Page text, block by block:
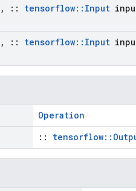
, :: tensorflow:: Input
, :: tensorflow:: Input
Operation
::